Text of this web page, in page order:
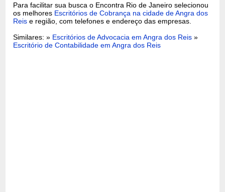
Para facilitar sua busca o Encontra Rio de Janeiro selecionou
os melhores Escritórios de Cobrança na cidade de Angra dos
Reis e região, com telefones e endereço das empresas.
Similares: » Escritórios de Advocacia em Angra dos Reis »
Escritório de Contabilidade em Angra dos Reis